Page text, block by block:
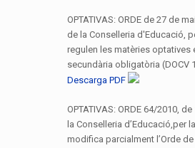
OPTATIVAS: ORDE de 27 de
de la Conselleria d'Educació,
regulen les matèries optatives
secundària obligatòria (DOCV
Descarga PDF
OPTATIVAS: ORDE 64/2010,
la Conselleria d’Educació,per
modifica parcialment l’Orde